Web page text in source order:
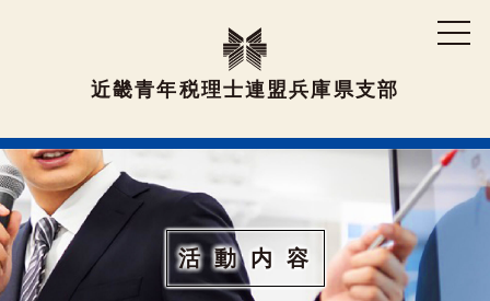
近畿青年税理士連盟兵庫県支部
活 動 内 容